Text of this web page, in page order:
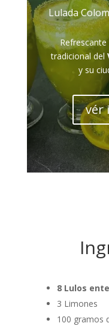
Lulada
tradicional del
y su
vér
8 Lulos
3 Limones
100 gramos